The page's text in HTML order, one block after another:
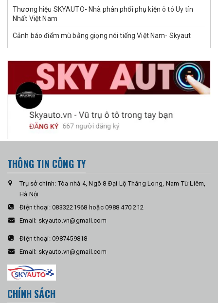
Thương hiệu SKYAUTO- Nhà phân phối phụ kiện ô tô Uy tín
Nhất Việt Nam
Cảnh báo điểm mù bằng giọng nói tiếng Việt Nam- Skyaut
THÔNG TIN CÔNG TY
Trụ sở chính: Tòa nhà 4, Ngõ 8 Đại Lộ Thăng Long, Nam Từ Liêm,
Hà Nội
Điện thoại: 0833221968 hoặc 0988 470 212
Email: skyauto.vn@gmail.com
Điện thoại: 0987459818
Email: skyauto.vn@gmail.com
CHÍNH SÁCH